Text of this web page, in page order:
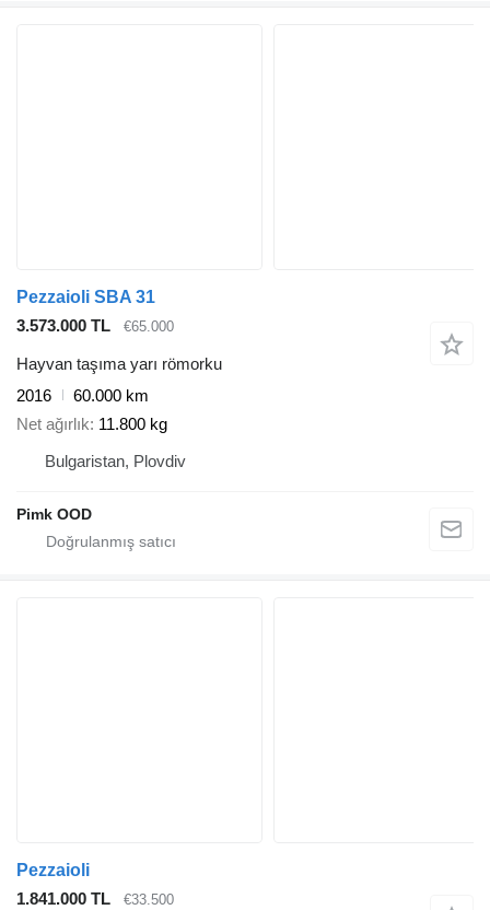
Pezzaioli SBA 31
3.573.000 TL
€65.000
Hayvan taşıma yarı römorku
2016
60.000 km
Net ağırlık 11.800 kg
Bulgaristan, Plovdiv
Pimk OOD
Pezzaioli
1.841.000 TL
€33.500